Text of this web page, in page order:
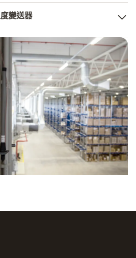
變送器
變換器，並且不希望降低性能要
號供您挑選。 因此，德圖有一流
溫度資料。 同時，您還可以選擇
些測量儀的組合可以幫您節省開支
高），並確保使用方便。 在生產
溫度變送器起到了關鍵的作用。